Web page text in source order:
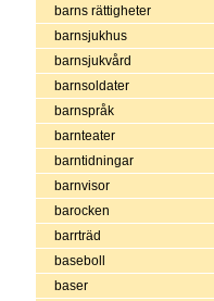
barns rättigheter
barnsjukhus
barnsjukvård
barnsoldater
barnspråk
barnteater
barntidningar
barnvisor
barocken
barrträd
baseboll
baser